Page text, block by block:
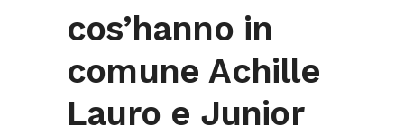
cos’hanno in
comune Achille
Lauro e Junior